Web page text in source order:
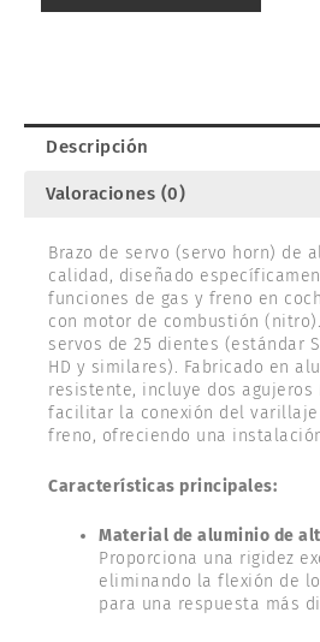
293449
Descripción
Valoraciones (0)
Brazo de servo (servo horn) de
calidad, diseñado
funciones de gas y freno en
con motor de combustión
servos de 25 dientes (estándar
HD y similares). Fabricado en
resistente, incluye dos agujeros
facilitar la conexión del
freno, ofreciendo una
Características principales:
Material de aluminio de
Proporciona una rigidez
eliminando la flexión de
para una respuesta más